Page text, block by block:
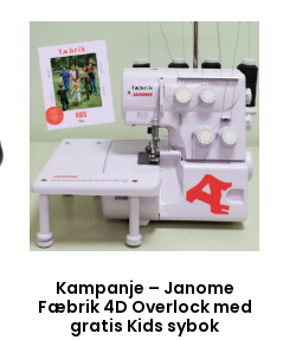
Kampanje – Janome
Fæbrik 4D Overlock med
gratis Kids sybok